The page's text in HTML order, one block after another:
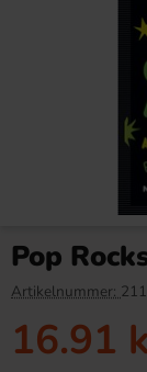
Köp
Pop
Artikelnummer:
16.91